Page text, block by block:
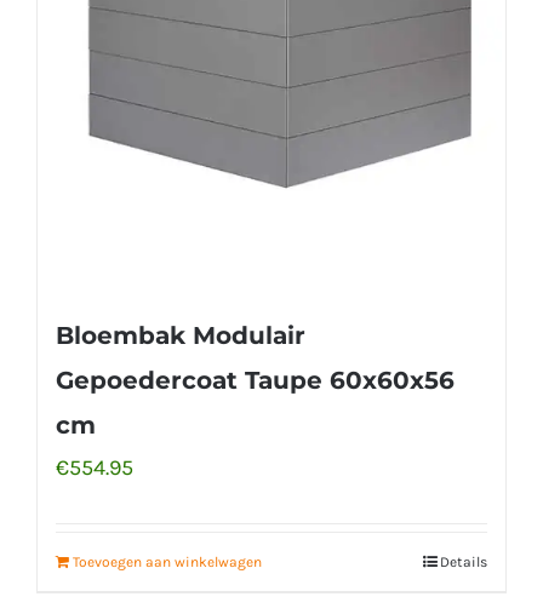
Bloembak Modulair
Gepoedercoat Taupe 60x60x56
cm
€554.95
Toevoegen aan winkelwagen Details